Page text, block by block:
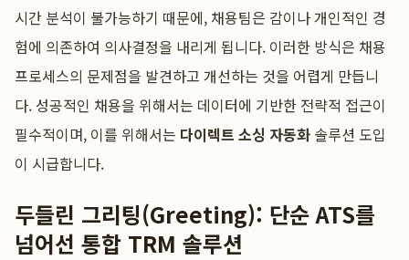
시간 분석이 불가능하기 때문에, 채용팀은 감이나 개인적인 경
험에 의존하여 의사결정을 내리게 됩니다. 이러한 방식은 채용
프로세스의 문제점을 발견하고 개선하는 것을 어렵게 만듭니
다. 성공적인 채용을 위해서는 데이터에 기반한 전략적 접근이
필수적이며, 이를 위해서는 다이렉트 소싱 자동화 솔루션 도입
이 시급합니다.
두들린 그리팅(Greeting): 단순 ATS를
넘어선 통합 TRM 솔루션